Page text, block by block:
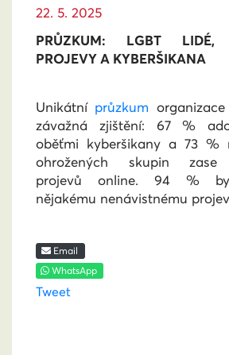
22. 5. 2025
PRŮZKUM: LGBT LIDÉ,
PROJEVY A KYBERŠIKANA
Unikátní průzkum
závažná zjištění: 67 %
oběťmi kyberšikany a 73 %
ohrožených skupin zase
projevů online. 94 %
nějakému nenávistnému
Email
WhatsApp
Tweet